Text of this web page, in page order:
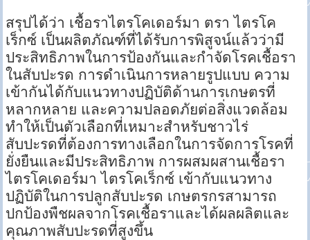
สรุปได้ว่า เชื้อราไตรโคเดอร์มา ตรา ไตรโค
เร็กซ์ เป็นผลิตภัณฑ์ที่ได้รับการพิสูจน์แล้วว่ามี
ประสิทธิภาพในการป้องกันและกำจัดโรคเชื้อรา
ในสับปะรด การดำเนินการหลายรูปแบบ ความ
เข้ากันได้กับแนวทางปฏิบัติด้านการเกษตรที่
หลากหลาย และความปลอดภัยต่อสิ่งแวดล้อม
ทำให้เป็นตัวเลือกที่เหมาะสำหรับชาวไร่
สับปะรดที่ต้องการทางเลือกในการจัดการโรคที่
ยั่งยืนและมีประสิทธิภาพ การผสมผสานเชื้อรา
ไตรโคเดอร์มา ไตรโคเร็กซ์ เข้ากับแนวทาง
ปฏิบัติในการปลูกสับปะรด เกษตรกรสามารถ
ปกป้องพืชผลจากโรคเชื้อราและได้ผลผลิตและ
คุณภาพสับปะรดที่สูงขึ้น